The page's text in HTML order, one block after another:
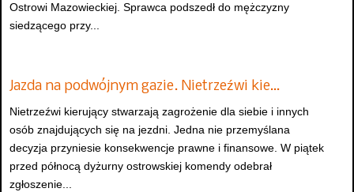
Ostrowi Mazowieckiej. Sprawca podszedł do mężczyzny
siedzącego przy...
Jazda na podwójnym gazie. Nietrzeźwi kie…
Nietrzeźwi kierujący stwarzają zagrożenie dla siebie i innych
osób znajdujących się na jezdni. Jedna nie przemyślana
decyzja przyniesie konsekwencje prawne i finansowe. W piątek
przed północą dyżurny ostrowskiej komendy odebrał
zgłoszenie...